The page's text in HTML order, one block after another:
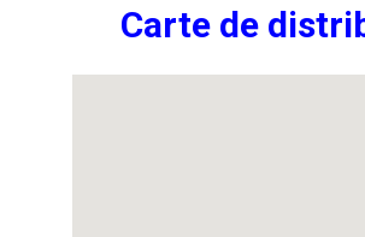
Carte de